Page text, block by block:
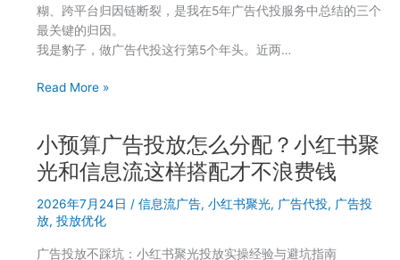
聚
光
和
算
分
配
实
操
糊、跨平台归因链断裂，是我在5年广告代投服务中总结的三个
最关键的归因。
我是豹子，做广告代投这行第5个年头。近两…
小
聚
光
投
了
3
Read More »
小预算广告投放怎么分配？小红书聚
光和信息流这样搭配才不浪费钱
2026年7月24日 / 信息流广告, 小红书聚光, 广告代投, 广告投
放, 投放优化
广告投放不踩坑：小红书聚光投放实操经验与避坑指南